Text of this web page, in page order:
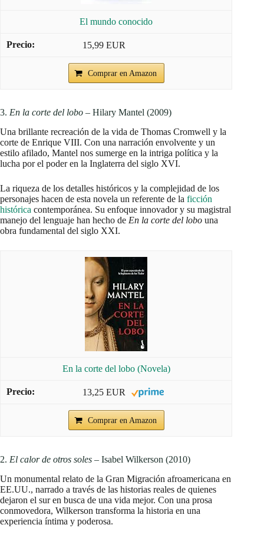
El mundo conocido
15,99 EUR
Comprar en Amazon
3. En la corte del lobo – Hilary Mantel (2009)
Una brillante recreación de la vida de Thomas Cromwell y la
corte de Enrique VIII. Con una narración envolvente y un
estilo afilado, Mantel nos sumerge en la intriga política y la
lucha por el poder en la Inglaterra del siglo XVI.
La riqueza de los detalles históricos y la complejidad de los
personajes hacen de esta novela un referente de la ficción
histórica contemporánea. Su enfoque innovador y su magistral
manejo del lenguaje han hecho de En la corte del lobo una
obra fundamental del siglo XXI.
En la corte del lobo (Novela)
13,25 EUR
Comprar en Amazon
2. El calor de otros soles – Isabel Wilkerson (2010)
Un monumental relato de la Gran Migración afroamericana en
EE.UU., narrado a través de las historias reales de quienes
dejaron el sur en busca de una vida mejor. Con una prosa
conmovedora, Wilkerson transforma la historia en una
experiencia íntima y poderosa.